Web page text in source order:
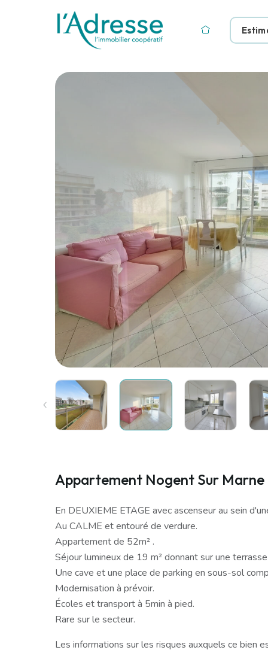
Appartement Nogent Sur Marne
En DEUXIEME ETAGE avec ascenseur au sein
Au CALME et entouré de verdure.
Appartement de 52m² .
Séjour lumineux de 19 m² donnant sur une
Une cave et une place de parking en sous-sol
Modernisation à prévoir.
Écoles et transport à 5min à pied.
Rare sur le secteur.
Les informations sur les risques auxquels ce bien